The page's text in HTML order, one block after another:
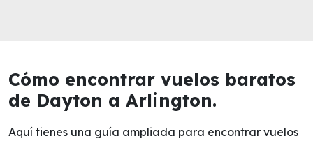
Cómo encontrar vuelos baratos
de Dayton a Arlington.
Aquí tienes una guía ampliada para encontrar vuelos